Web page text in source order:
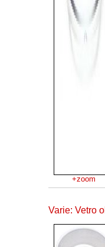
+zoom
Varie: Vetro